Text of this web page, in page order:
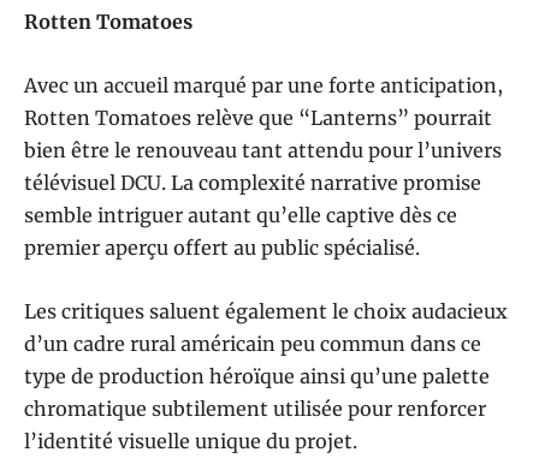
Rotten Tomatoes
Avec un accueil marqué par une forte anticipation,
Rotten Tomatoes relève que “Lanterns” pourrait
bien être le renouveau tant attendu pour l’univers
télévisuel DCU. La complexité narrative promise
semble intriguer autant qu’elle captive dès ce
premier aperçu offert au public spécialisé.
Les critiques saluent également le choix audacieux
d’un cadre rural américain peu commun dans ce
type de production héroïque ainsi qu’une palette
chromatique subtilement utilisée pour renforcer
l’identité visuelle unique du projet.